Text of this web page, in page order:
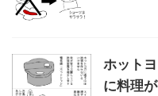
ホット
に料理